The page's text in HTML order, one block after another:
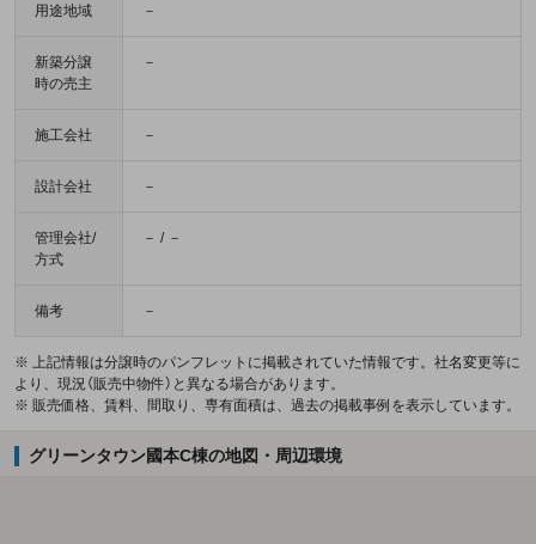
用途地域 －
新築分譲
時の売主
－
施工会社 －
設計会社 －
管理会社/
方式
－ / －
備考 －
※ 上記情報は分譲時のパンフレットに掲載されていた情報です。社名変更等に
より、現況（販売中物件）と異なる場合があります。
※ 販売価格、賃料、間取り、専有面積は、過去の掲載事例を表示しています。
グリーンタウン國本C棟の地図・周辺環境